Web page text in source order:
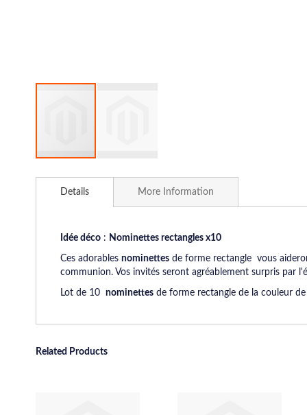
to
gallery
Details
Idée déco : Nominettes rectangles x10
Ces adorables nominettes de forme rectangle vous
communion. Vos invités seront agréablement surpris par
Lot de 10 nominettes de forme rectangle de la couleur
More Information
Related Products